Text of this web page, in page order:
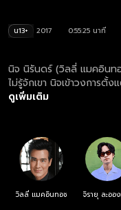
น13+ 2017
0:55:25 นาที
นิจ นิรันดร์ (วิลลี่ แมคอินท
ไม่รู้จักเขา นิจเข้าวงการตั้
ปร้าง และละครของเขาก็ยั
ลือในวงการว่าทำงานยาก
ด้วย ทำให้เขาโดนหมายหัว
ทันที นอกจากเรื่องงานนิ
กลิ่นประทุม) ดาราตัวประ
ซึ่งจะต่างกับนิจแทบทุกอ
ดูเพิ่มเติม
วิลลี่ แมคอินทอช จิรายุ ละออ